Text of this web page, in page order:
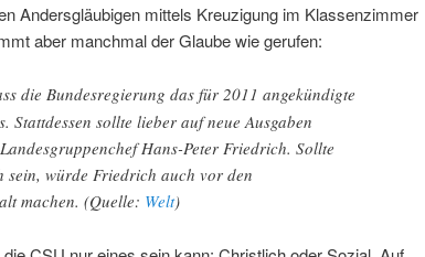
Andersgläubigen mittels Kreuzigung im Klassenzimmer
aber manchmal der Glaube wie gerufen:
die Bundesregierung das für 2011 angekündigte
Stattdessen sollte lieber auf neue Ausgaben
Hans-Peter Friedrich. Sollte
würde Friedrich auch vor den
machen. (Quelle: Welt)